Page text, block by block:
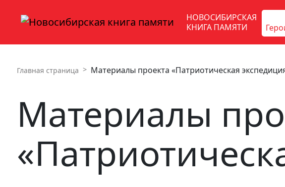
НОВОСИБИРСКАЯ
КНИГА ПАМЯТИ
Главная страница Материалы проекта «Патриотическая
Материалы